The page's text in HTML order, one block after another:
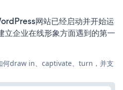
网站已经启动并开始运
立企业在线形象方面遇到的第一
draw in、captivate、turn，并支